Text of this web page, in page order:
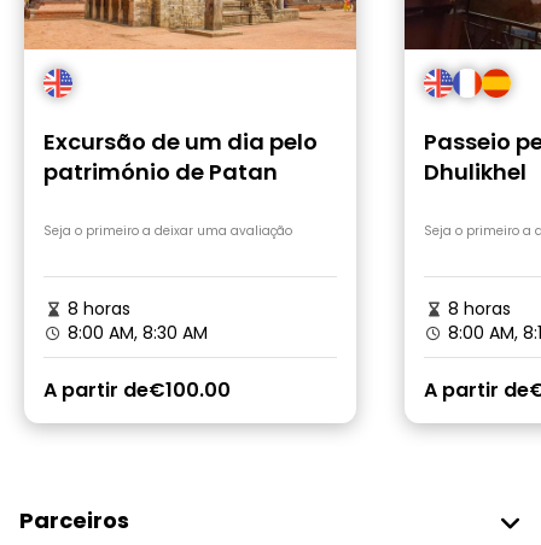
Excursão de um dia pelo
património de Patan
Seja o primeiro a deixar uma avaliação
8 horas
8:00 AM, 8:30 AM
A partir de€100.00
Passeio
Dhulikhel
Seja o primeiro a
8 horas
8:00 AM,
A partir de
Parceiros